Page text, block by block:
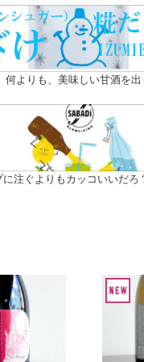
何よりも、美味しい甘酒を
注ぐよりもカッコいいだろ